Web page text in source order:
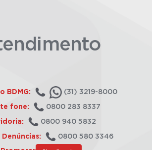
BDMG: (31) 3219-8000
fone: 0800 283 8337
0800 940 5832
Denúncias: 0800 580 3346